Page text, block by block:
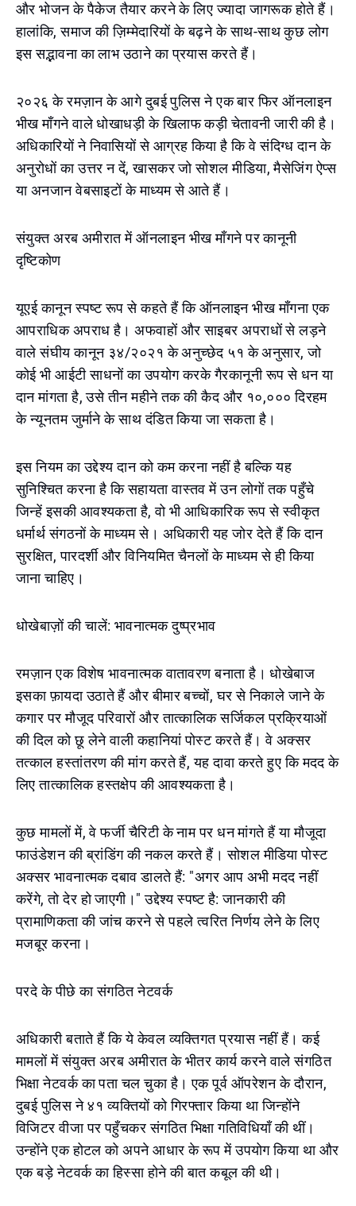
और भोजन के पैकेज तैयार करने के लिए ज्यादा जागरूक होते हैं।
हालांकि, समाज की ज़िम्मेदारियों के बढ़ने के साथ-साथ कुछ लोग
इस सद्भावना का लाभ उठाने का प्रयास करते हैं।
२०२६ के रमज़ान के आगे दुबई पुलिस ने एक बार फिर ऑनलाइन
भीख माँगने वाले धोखाधड़ी के खिलाफ कड़ी चेतावनी जारी की है।
अधिकारियों ने निवासियों से आग्रह किया है कि वे संदिग्ध दान के
अनुरोधों का उत्तर न दें, खासकर जो सोशल मीडिया, मैसेजिंग ऐप्स
या अनजान वेबसाइटों के माध्यम से आते हैं।
संयुक्त अरब अमीरात में ऑनलाइन भीख माँगने पर कानूनी
दृष्टिकोण
यूएई कानून स्पष्ट रूप से कहते हैं कि ऑनलाइन भीख माँगना एक
आपराधिक अपराध है। अफवाहों और साइबर अपराधों से लड़ने
वाले संघीय कानून ३४/२०२१ के अनुच्छेद ५१ के अनुसार, जो
कोई भी आईटी साधनों का उपयोग करके गैरकानूनी रूप से धन या
दान मांगता है, उसे तीन महीने तक की कैद और १०,००० दिरहम
के न्यूनतम जुर्माने के साथ दंडित किया जा सकता है।
इस नियम का उद्देश्य दान को कम करना नहीं है बल्कि यह
सुनिश्चित करना है कि सहायता वास्तव में उन लोगों तक पहुँचे
जिन्हें इसकी आवश्यकता है, वो भी आधिकारिक रूप से स्वीकृत
धर्मार्थ संगठनों के माध्यम से। अधिकारी यह जोर देते हैं कि दान
सुरक्षित, पारदर्शी और विनियमित चैनलों के माध्यम से ही किया
जाना चाहिए।
धोखेबाज़ों की चालें: भावनात्मक दुष्प्रभाव
रमज़ान एक विशेष भावनात्मक वातावरण बनाता है। धोखेबाज
इसका फ़ायदा उठाते हैं और बीमार बच्चों, घर से निकाले जाने के
कगार पर मौजूद परिवारों और तात्कालिक सर्जिकल प्रक्रियाओं
की दिल को छू लेने वाली कहानियां पोस्ट करते हैं। वे अक्सर
तत्काल हस्तांतरण की मांग करते हैं, यह दावा करते हुए कि मदद के
लिए तात्कालिक हस्तक्षेप की आवश्यकता है।
कुछ मामलों में, वे फर्जी चैरिटी के नाम पर धन मांगते हैं या मौजूदा
फाउंडेशन की ब्रांडिंग की नकल करते हैं। सोशल मीडिया पोस्ट
अक्सर भावनात्मक दबाव डालते हैं: "अगर आप अभी मदद नहीं
करेंगे, तो देर हो जाएगी।" उद्देश्य स्पष्ट है: जानकारी की
प्रामाणिकता की जांच करने से पहले त्वरित निर्णय लेने के लिए
मजबूर करना।
परदे के पीछे का संगठित नेटवर्क
अधिकारी बताते हैं कि ये केवल व्यक्तिगत प्रयास नहीं हैं। कई
मामलों में संयुक्त अरब अमीरात के भीतर कार्य करने वाले संगठित
भिक्षा नेटवर्क का पता चल चुका है। एक पूर्व ऑपरेशन के दौरान,
दुबई पुलिस ने ४१ व्यक्तियों को गिरफ्तार किया था जिन्होंने
विजिटर वीजा पर पहुँचकर संगठित भिक्षा गतिविधियाँ की थीं।
उन्होंने एक होटल को अपने आधार के रूप में उपयोग किया था और
एक बड़े नेटवर्क का हिस्सा होने की बात कबूल की थी।